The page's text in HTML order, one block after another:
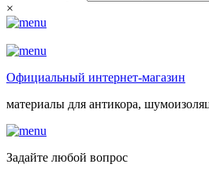
×
Официальный интернет-магазин
материалы для антикора,
Задайте любой вопрос